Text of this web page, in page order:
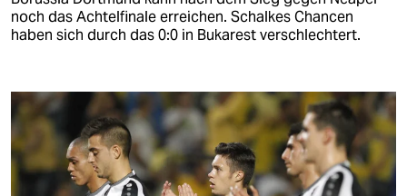
noch das Achtelfinale erreichen. Schalkes Chancen
haben sich durch das 0:0 in Bukarest verschlechtert.